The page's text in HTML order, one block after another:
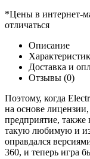
*Цены в интернет-
отличаться
Описание
Доставка и
Отзывы (0)
Поэтому, когда
на основе
предприятие, также
такую любимую и
оправдался
360, и теперь игра
Телевизоры
Nintendo DS
Xbox One
PlayStation 3